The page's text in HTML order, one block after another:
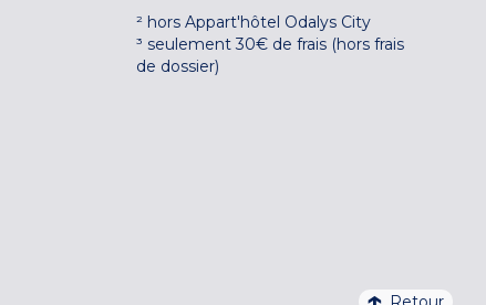
² hors Appart'hôtel Odalys City
³ seulement 30€ de frais (hors frais
de dossier)